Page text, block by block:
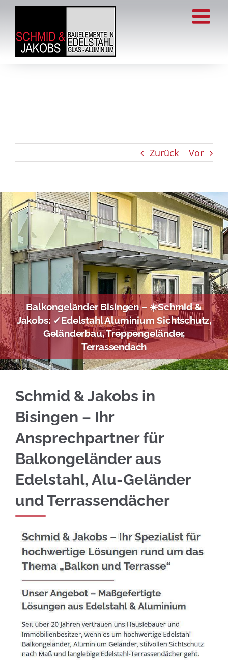
Zum
springen
Zurück Vor
Balkongeländer Bisingen – ☀️Schmid &
Jakobs: ✓Edelstahl Aluminium Sichtschutz,
Geländerbau, Treppengeländer,
Terrassendach
Schmid & Jakobs in
Bisingen – Ihr
Ansprechpartner für
Balkongeländer aus
Edelstahl, Alu-Geländer
und Terrassendächer